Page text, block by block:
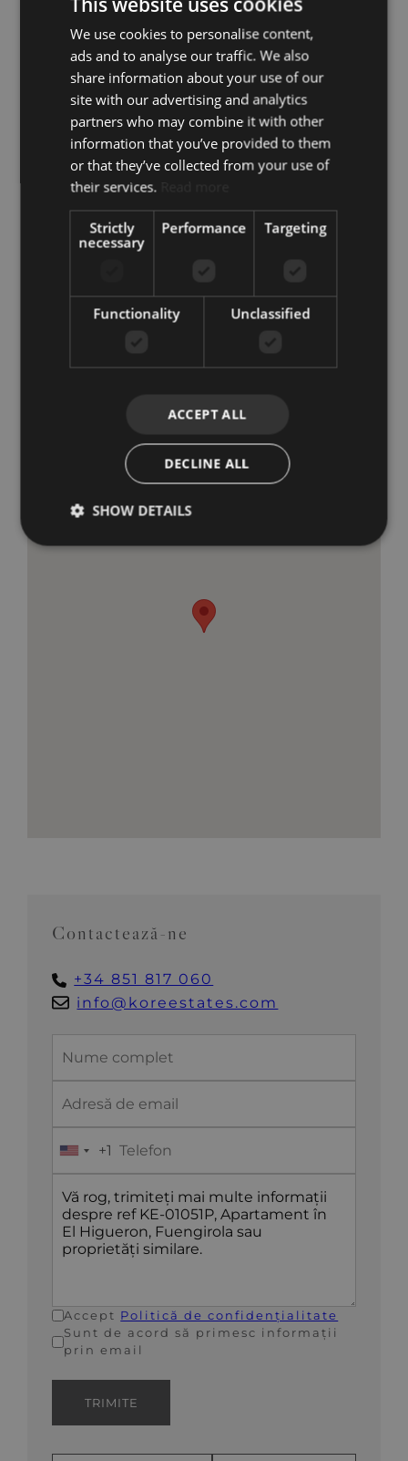
apropiere
Internet – WiFi
Internet – fibră
optică
Intrare securizată
Lift
Parcare inclusă
SPA
Sală de sport
Saună
Serviciu de
concierge
Spațiu de
Terasa acoperită
Terasa privată
Transport în
Uși de sticlă
Vedere la piscină
Încălzire în
Contactează-ne
+34 851 817 060
info@koreestates.com
United
States
+1
+1
Accept Politică de confidențialitate
Sunt de acord să primesc informații
prin email
TRIMITE
We use cookies to personalise content,
ads and to analyse our traffic. We also
share information about your use of our
site with our advertising and analytics
partners who may combine it with other
information that you’ve provided to them
or that they’ve collected from your use of
their services.
Strictly
necessary
Performance Targeting
Functionality Unclassified
ACCEPT ALL
DECLINE ALL
SHOW DETAILS